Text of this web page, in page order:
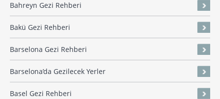
Bahreyn Gezi Rehberi
Bakü Gezi Rehberi
Barselona Gezi Rehberi
Barselona’da Gezilecek Yerler
Basel Gezi Rehberi